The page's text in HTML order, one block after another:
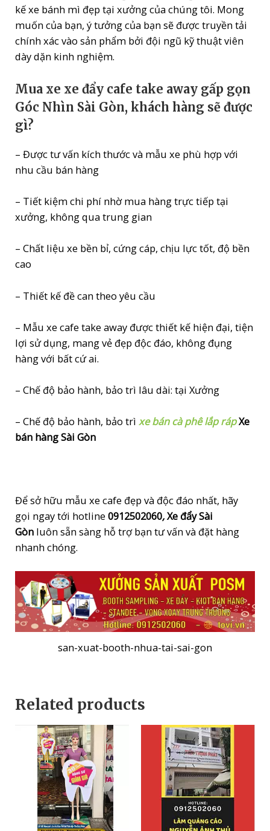
kế xe bánh mì đẹp tại xưởng của chúng tôi. Mong
muốn của bạn, ý tưởng của bạn sẽ được truyền tải
chính xác vào sản phẩm bởi đội ngũ kỹ thuật viên
dày dặn kinh nghiệm.
Mua xe xe đẩy cafe take away gấp gọn
Góc Nhìn Sài Gòn, khách hàng sẽ được
gì?
– Được tư vấn kích thước và mẫu xe phù hợp với
nhu cầu bán hàng
– Tiết kiệm chi phí nhờ mua hàng trực tiếp tại
xưởng, không qua trung gian
– Chất liệu xe bền bỉ, cứng cáp, chịu lực tốt, độ bền
cao
– Thiết kế đề can theo yêu cầu
– Mẫu xe cafe take away được thiết kế hiện đại, tiện
lợi sử dụng, mang vẻ đẹp độc đáo, không đụng
hàng với bất cứ ai.
– Chế độ bảo hành, bảo trì lâu dài: tại Xưởng
– Chế độ bảo hành, bảo trìxe bán cà phê lắp rápXe
bán hàng Sài Gòn
Để sở hữu mẫu xe cafe đẹp và độc đáo nhất, hãy
gọi ngay tới hotline0912502060,Xe đẩy Sài
Gòn luôn sẵn sàng hỗ trợ bạn tư vấn và đặt hàng
nhanh chóng.
san-xuat-booth-nhua-tai-sai-gon
Related products